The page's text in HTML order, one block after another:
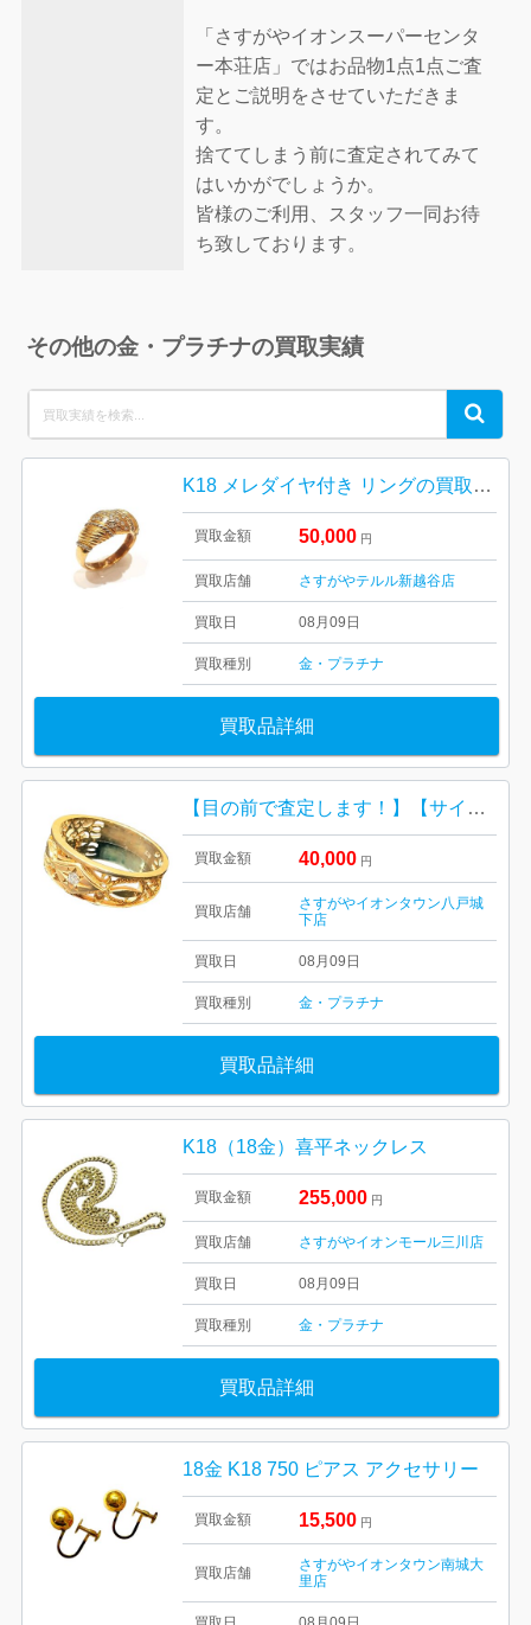
「さすがやイオンスーパーセンタ
ー本荘店」ではお品物1点1点ご査
定とご説明をさせていただきま
す。
捨ててしまう前に査定されてみて
はいかがでしょうか。
皆様のご利用、スタッフ一同お待
ち致しております。
その他の金・プラチナの買取実績
for:
Search
K18 メレダイヤ付き リングの買取実績
買取金額 50,000 円
買取店舗 さすがやテルル新越谷店
買取日 08月09日
買取種別 金・プラチナ
買取品詳細
【目の前で査定します！】【サイズアウト】K18(18金)リング
買取金額 40,000 円
買取店舗
さすがやイオンタウン八戸城
下店
買取日 08月09日
買取種別 金・プラチナ
買取品詳細
K18（18金）喜平ネックレス
買取金額 255,000 円
買取店舗 さすがやイオンモール三川店
買取日 08月09日
買取種別 金・プラチナ
買取品詳細
18金 K18 750 ピアス アクセサリー
買取金額 15,500 円
買取店舗
さすがやイオンタウン南城大
里店